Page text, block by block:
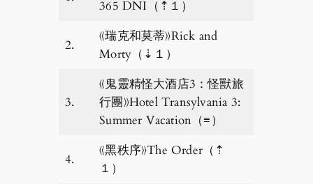
365 DNI（⇡１）
2.
《瑞克和莫蒂》Rick and
Morty（⇣１）
3.
《鬼靈精怪大酒店3：怪獸旅
行團》Hotel Transylvania 3:
Summer Vacation（≡）
4.
《黑秩序》The Order（⇡
１）